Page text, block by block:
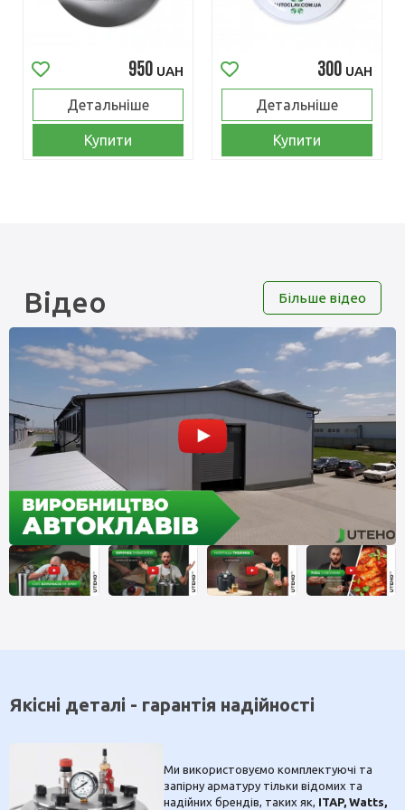
950 UAH
Детальніше
Купити
300 UAH
Детальніше
Купити
Відео Більше відео
Якісні деталі - гарантія надійності
Ми використовуємо комплектуючі та
запірну арматуру тільки відомих та
надійних брендів, таких як, ITAP, Watts,